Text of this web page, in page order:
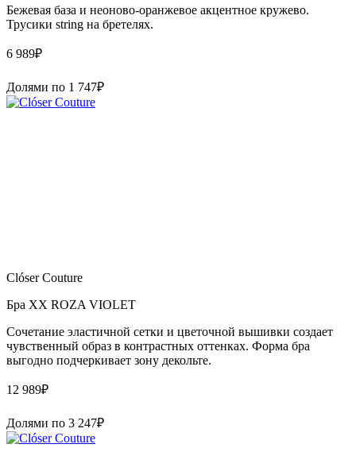
Бежевая база и неоново-оранжевое акцентное кружево.
Трусики string на бретелях.
6 989₽
Долями по 1 747₽
Clóser Couture
Бра XX ROZA VIOLET
Сочетание эластичной сетки и цветочной вышивки создает
чувственный образ в контрастных оттенках. Форма бра
выгодно подчеркивает зону декольте.
12 989₽
Долями по 3 247₽